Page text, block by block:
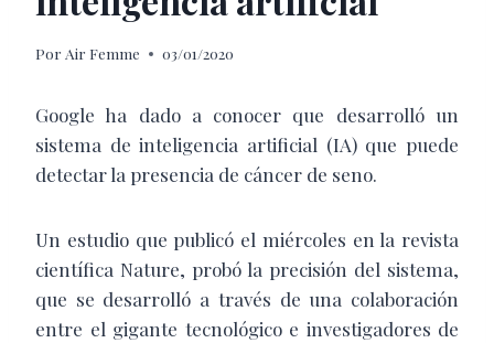
Por Air Femme 03/01/2020
Google ha dado a conocer que desarrolló un
sistema de inteligencia artificial (IA) que puede
detectar la presencia de cáncer de seno.
Un estudio que publicó el miércoles en la revista
científica Nature, probó la precisión del sistema,
que se desarrolló a través de una colaboración
entre el gigante tecnológico e investigadores de